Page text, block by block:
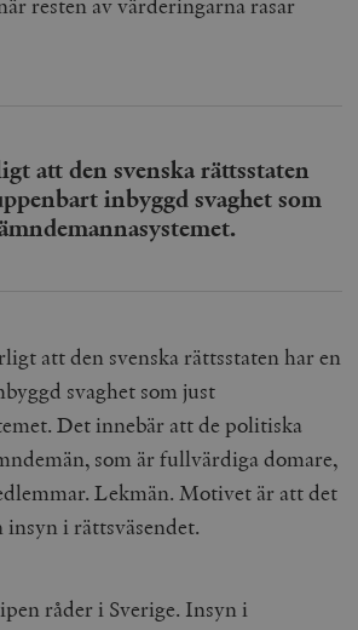
att den svenska rättsstaten
inbyggd svaghet som
att den svenska rättsstaten har en
svaghet som just
Det innebär att de politiska
som är fullvärdiga domare,
Lekmän. Motivet är att det
insyn i rättsväsendet.
råder i Sverige. Insyn i